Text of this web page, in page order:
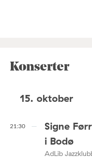
Konserter
15. oktober
21:30
Signe
i Bodø
AdLib